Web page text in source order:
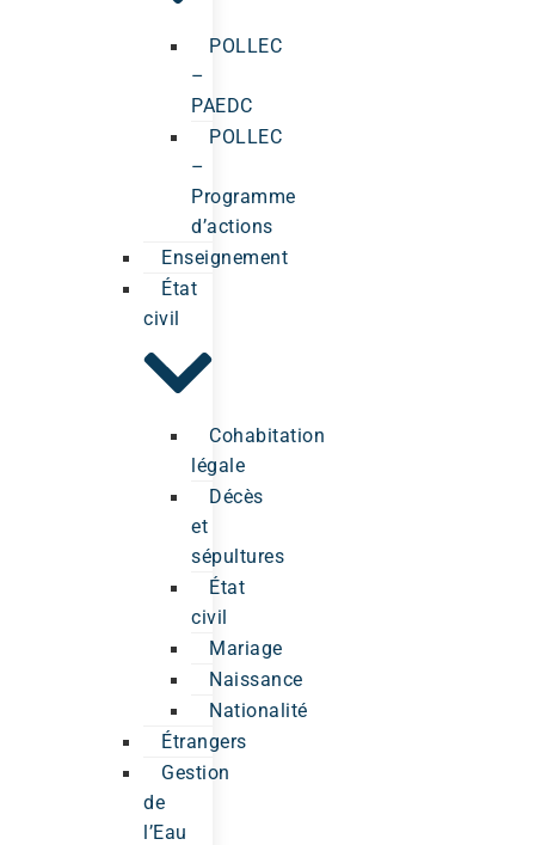
POLLEC
–
PAEDC
POLLEC
–
Programme
d’actions
Enseignement
État
civil
Cohabitation
légale
Décès
et
sépultures
État
civil
Mariage
Naissance
Nationalité
Étrangers
Gestion
de
l’Eau